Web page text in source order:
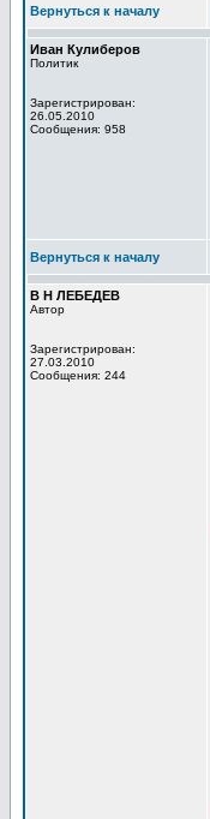
Вернуться к началу
Иван Кулиберов
Политик
Зарегистрирован:
26.05.2010
Сообщения: 958
Вернуться к началу
В Н ЛЕБЕДЕВ
Автор
Зарегистрирован:
27.03.2010
Сообщения: 244